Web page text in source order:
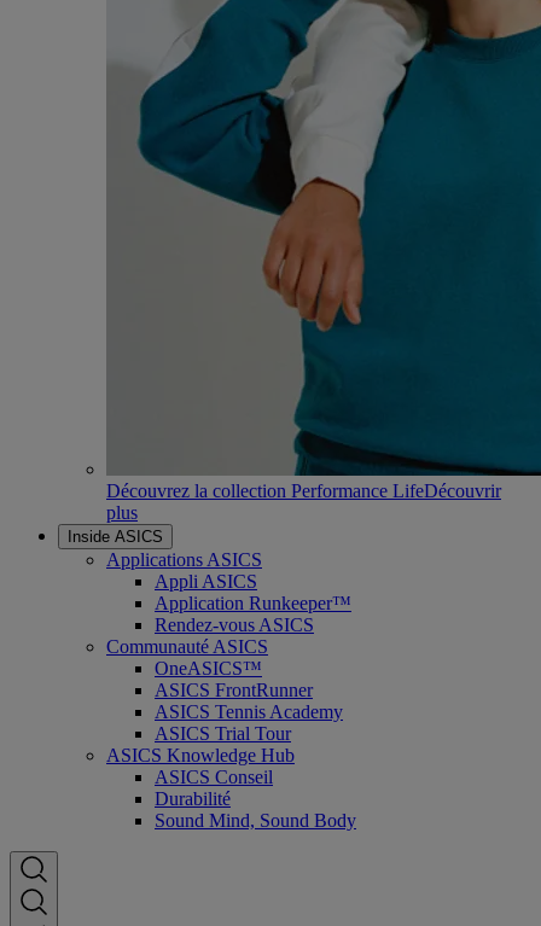
Découvrez la collection Performance LifeDécouvrir
plus
Inside ASICS
Applications ASICS
Appli ASICS
Application Runkeeper™
Rendez-vous ASICS
Communauté ASICS
OneASICS™
ASICS FrontRunner
ASICS Tennis Academy
ASICS Trial Tour
ASICS Knowledge Hub
ASICS Conseil
Durabilité
Sound Mind, Sound Body